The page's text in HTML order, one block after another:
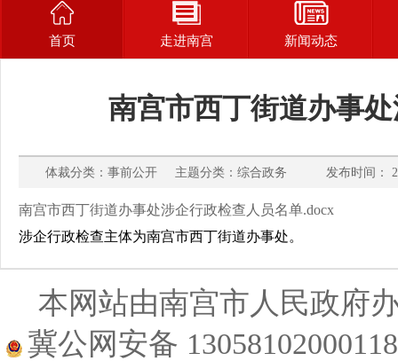
首页 走进南宫 新闻动态
南宫市西丁街道办事
体裁分类：事前公开 主题分类：综合政务 发布时间：
南宫市西丁街道办事处涉企行政检查人员名单.docx
涉企行政检查主体为南宫市西丁街道办事处。
本网站由南宫市人民政
冀公网安备